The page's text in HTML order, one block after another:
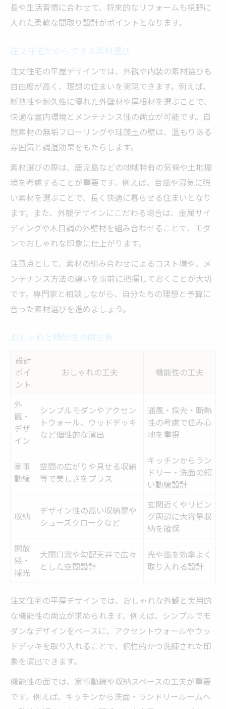
長や生活習慣に合わせて、将来的なリフォームも視野に
入れた柔軟な間取り設計がポイントとなります。
注文住宅だからできる素材選び
注文住宅の平屋デザインでは、外観や内装の素材選びも
自由度が高く、理想の住まいを実現できます。例えば、
断熱性や耐久性に優れた外壁材や屋根材を選ぶことで、
快適な室内環境とメンテナンス性の両立が可能です。自
然素材の無垢フローリングや珪藻土の壁は、温もりある
雰囲気と調湿効果をもたらします。
素材選びの際は、鹿児島などの地域特有の気候や土地環
境を考慮することが重要です。例えば、台風や湿気に強
い素材を選ぶことで、長く快適に暮らせる住まいとなり
ます。また、外観デザインにこだわる場合は、金属サイ
ディングや木目調の外壁材を組み合わせることで、モダ
ンでおしゃれな印象に仕上がります。
注意点として、素材の組み合わせによるコスト増や、メ
ンテナンス方法の違いを事前に把握しておくことが大切
です。専門家と相談しながら、自分たちの理想と予算に
合った素材選びを進めましょう。
おしゃれと機能性の両立術
設計
ポイ
ント
おしゃれの工夫 機能性の工夫
外
観・
デザ
イン
シンプルモダンやアクセン
トウォール、ウッドデッキ
など個性的な演出
通風・採光・断熱
性の考慮で住み心
地を重視
家事
動線
空間の広がりや見せる収納
等で美しさをプラス
キッチンからラン
ドリー・洗面の短
い動線設計
収納
デザイン性の高い収納扉や
シューズクロークなど
玄関近くやリビン
グ周辺に大容量収
納を確保
開放
感・
採光
大開口窓や勾配天井で広々
とした空間設計
光や風を効率よく
取り入れる設計
注文住宅の平屋デザインでは、おしゃれな外観と実用的
な機能性の両立が求められます。例えば、シンプルでモ
ダンなデザインをベースに、アクセントウォールやウッ
ドデッキを取り入れることで、個性的かつ洗練された印
象を演出できます。
機能性の面では、家事動線や収納スペースの工夫が重要
です。例えば、キッチンから洗面・ランドリールームへ